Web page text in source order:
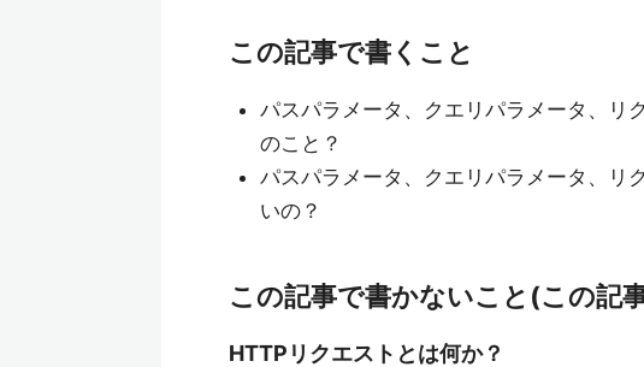
この記事で書くこと
パスパラメータ、クエリパラメータ、リ
のこと？
パスパラメータ、クエリパラメータ、リ
いの？
この記事で書かないこと(この記
HTTPリクエストとは何か？